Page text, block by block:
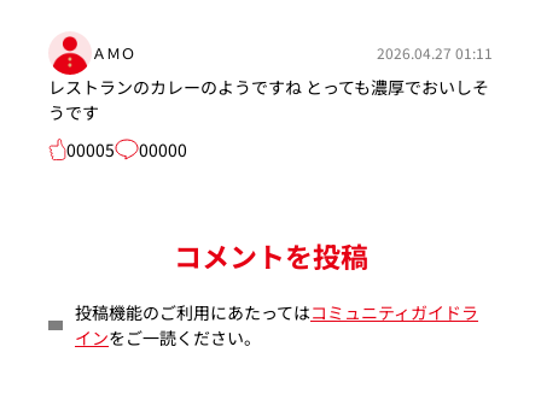
ＡＭＯ 2026.04.27 01:11
レストランのカレーのようですね とっても濃厚でおいしそ
うです
00005
00000
コメントを投稿
投稿機能のご利用にあたってはコミュニティガイドラ
インをご一読ください。